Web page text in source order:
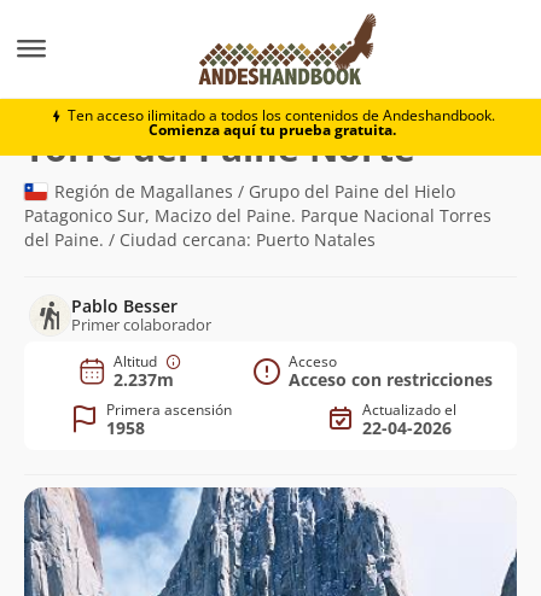
Ten acceso ilimitado a todos los contenidos de Andeshandbook.
Comienza aquí tu prueba gratuita.
Torre del Paine Norte
Torre del Paine Norte
Región de Magallanes / Grupo del Paine del Hielo
Patagonico Sur, Macizo del Paine. Parque Nacional Torres
del Paine. / Ciudad cercana: Puerto Natales
Pablo Besser
Primer colaborador
Altitud
2.237m
Acceso
Acceso con restricciones
Primera ascensión
1958
Actualizado el
22-04-2026